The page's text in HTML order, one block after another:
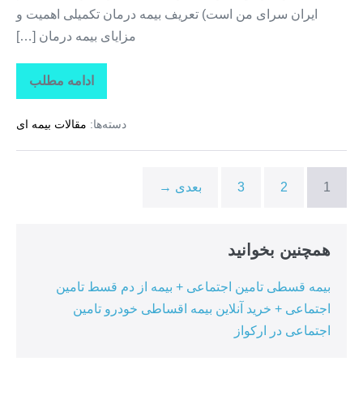
ایران سرای من است) تعریف بیمه درمان تکمیلی اهمیت و
مزایای بیمه درمان […]
ادامه مطلب
تاراز
بیمه
بیمه
درمان
دسته‌ها: مقالات بیمه ای
1
2
3 بعدی →
همچنین بخوانید
بیمه قسطی تامین اجتماعی + بیمه از دم قسط تامین
اجتماعی + خرید آنلاین بیمه اقساطی خودرو تامین
اجتماعی در ارکواز